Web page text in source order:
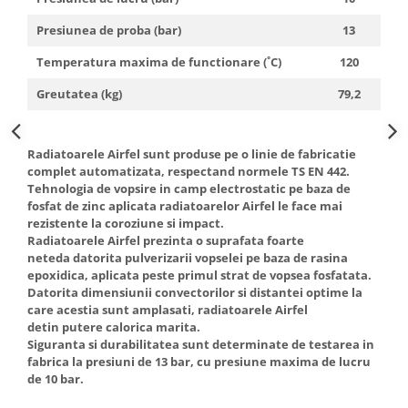
Aparate de Aer conditionat 12000
Aparate de Aer conditionat 24000
btu
Aparate de Aer conditionat 27000
btu
Panouri solare
Panouri solare presurizate si
nepresurizate
Accesorii Panouri solare
Pompe de circulaţie pentru
instalaţiile termice solare
Vase de expansiune
Presiunea de proba (bar)
13
Temperatura maxima de functionare (˚C)
120
Greutatea (kg)
79,2
Radiatoarele Airfel sunt produse pe o linie de fabricatie
complet automatizata, respectand normele TS EN 442.
Tehnologia de vopsire in camp electrostatic pe baza de
fosfat de zinc aplicata radiatoarelor Airfel le face mai
rezistente la coroziune si impact.
Radiatoarele Airfel prezinta o suprafata foarte
neteda datorita pulverizarii vopselei pe baza de rasina
epoxidica, aplicata peste primul strat de vopsea fosfatata.
Datorita dimensiunii convectorilor si distantei optime la
care acestia sunt amplasati, radiatoarele Airfel
detin putere calorica marita.
Siguranta si durabilitatea sunt determinate de testarea in
fabrica la presiuni de 13 bar, cu presiune maxima de lucru
de 10 bar.